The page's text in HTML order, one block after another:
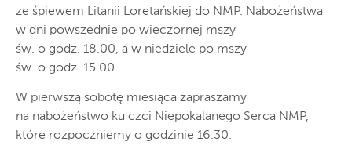
ze śpiewem Litanii Loretańskiej do NMP. Nabożeństwa
w dni powszednie po wieczornej mszy
św. o godz. 18.00, a w niedziele po mszy
św. o godz. 15.00.
W pierwszą sobotę miesiąca zapraszamy
na nabożeństwo ku czci Niepokalanego Serca NMP,
które rozpoczniemy o godzinie 16.30.